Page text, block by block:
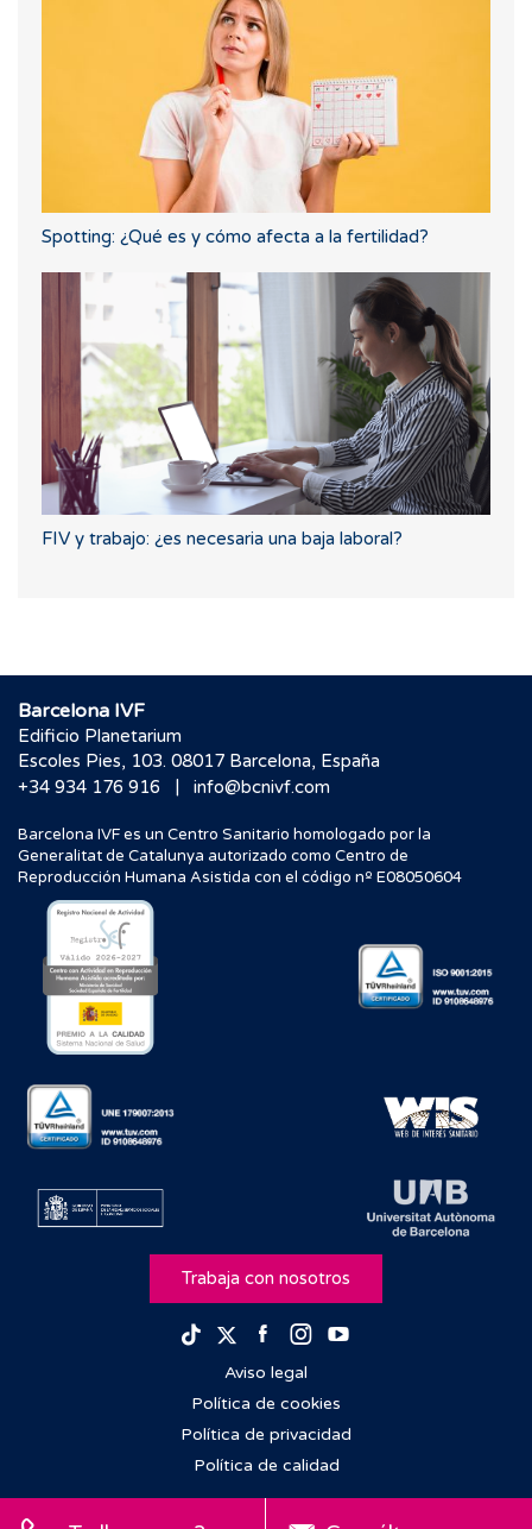
Spotting: ¿Qué es y cómo afecta a la fertilidad?
FIV y trabajo: ¿es necesaria una baja laboral?
Barcelona IVF
Edificio Planetarium
Escoles Pies, 103. 08017 Barcelona, España
+34 934 176 916
| info@bcnivf.com
Barcelona IVF es un Centro Sanitario homologado por la
Generalitat de Catalunya autorizado como Centro de
Reproducción Humana Asistida con el código nº E08050604
Trabaja con nosotros
TikTokTwitterFacebook
Instagram
Aviso legal
Política de cookies
Política de privacidad
Política de calidad